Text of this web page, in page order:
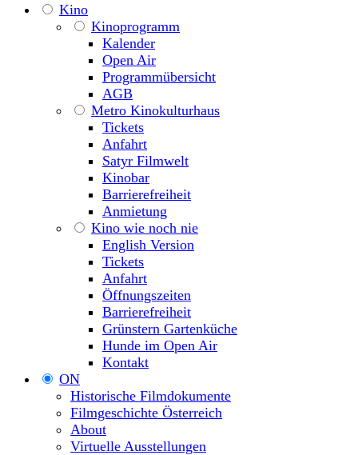
Kino
Kinoprogramm
Kalender
Open Air
Programmübersicht
AGB
Metro Kinokulturhaus
Tickets
Anfahrt
Satyr Filmwelt
Kinobar
Barrierefreiheit
Anmietung
Kino wie noch nie
English Version
Tickets
Anfahrt
Öffnungszeiten
Barrierefreiheit
Grünstern Gartenküche
Hunde im Open Air
Kontakt
ON
Historische Filmdokumente
Filmgeschichte Österreich
About
Virtuelle Ausstellungen